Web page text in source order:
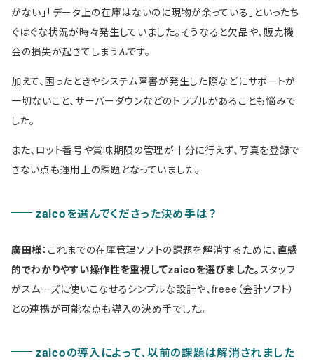
がない」「データ上の在庫はないのに現物が余っている」といったち
ぐはぐな状況が時々発生していました。そうなると欠品や、販売機
会の損失が起きてしまうんです。
加えて、困ったときやシステム障害が発生した際などにサポートが
一切ないこと、サーバーダウンなどのトラブルがあることも悩みで
した。
また、ロット番号や賞味期限の管理が十分に行えず、写真を登録で
きない点も運用上の課題となっていました。
zaicoを選んでくださった決め手は？
廣田様：これまでの在庫管理ソフトの課題を解消するために、 直感
的でわかりやすい操作性を重視してzaicoを選びました。 スタッフ
がスムーズに使いこなせるシンプルな設計や、freee（会計ソフト）
との連携が可能な点も導入の決め手でした。
zaicoの導入によって、以前の課題は解消されました